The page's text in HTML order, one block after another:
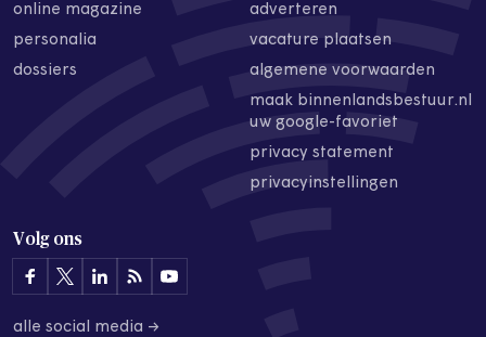
online magazine
personalia
dossiers
adverteren
vacature plaatsen
algemene voorwaarden
maak binnenlandsbestuur.nl
uw google-favoriet
privacy statement
privacyinstellingen
Volg ons
alle social media →